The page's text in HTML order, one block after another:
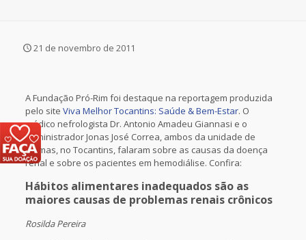
21 de novembro de 2011
A Fundação Pró-Rim foi destaque na reportagem produzida
pelo site Viva Melhor Tocantins: Saúde & Bem-Estar. O
médico nefrologista Dr. Antonio Amadeu Giannasi e o
administrador Jonas José Correa, ambos da unidade de
Palmas, no Tocantins, falaram sobre as causas da doença
renal e sobre os pacientes em hemodiálise. Confira:
Hábitos alimentares inadequados são as
maiores causas de problemas renais crônicos
Rosilda Pereira